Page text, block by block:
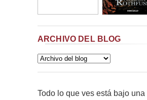
ARCHIVO DEL BLOG
Todo lo que ves está bajo una